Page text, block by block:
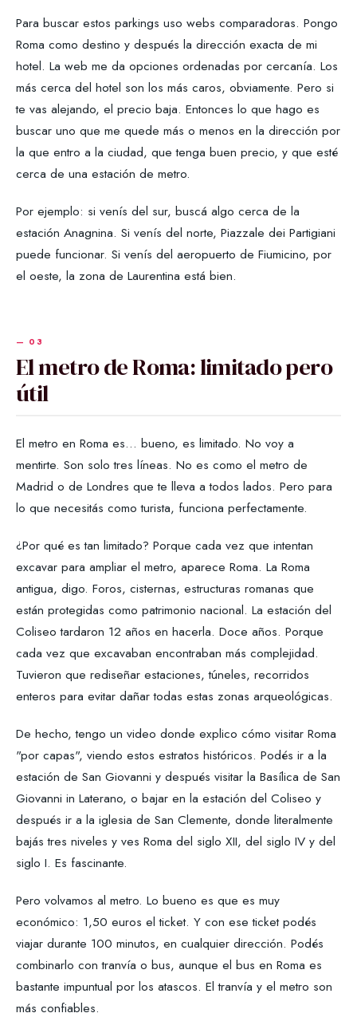
Para buscar estos parkings uso webs comparadoras. Pongo
Roma como destino y después la dirección exacta de mi
hotel. La web me da opciones ordenadas por cercanía. Los
más cerca del hotel son los más caros, obviamente. Pero si
te vas alejando, el precio baja. Entonces lo que hago es
buscar uno que me quede más o menos en la dirección por
la que entro a la ciudad, que tenga buen precio, y que esté
cerca de una estación de metro.
Por ejemplo: si venís del sur, buscá algo cerca de la
estación Anagnina. Si venís del norte, Piazzale dei Partigiani
puede funcionar. Si venís del aeropuerto de Fiumicino, por
el oeste, la zona de Laurentina está bien.
El metro de Roma: limitado pero
útil
El metro en Roma es... bueno, es limitado. No voy a
mentirte. Son solo tres líneas. No es como el metro de
Madrid o de Londres que te lleva a todos lados. Pero para
lo que necesitás como turista, funciona perfectamente.
¿Por qué es tan limitado? Porque cada vez que intentan
excavar para ampliar el metro, aparece Roma. La Roma
antigua, digo. Foros, cisternas, estructuras romanas que
están protegidas como patrimonio nacional. La estación del
Coliseo tardaron 12 años en hacerla. Doce años. Porque
cada vez que excavaban encontraban más complejidad.
Tuvieron que rediseñar estaciones, túneles, recorridos
enteros para evitar dañar todas estas zonas arqueológicas.
De hecho, tengo un video donde explico cómo visitar Roma
"por capas", viendo estos estratos históricos. Podés ir a la
estación de San Giovanni y después visitar la Basílica de San
Giovanni in Laterano, o bajar en la estación del Coliseo y
después ir a la iglesia de San Clemente, donde literalmente
bajás tres niveles y ves Roma del siglo XII, del siglo IV y del
siglo I. Es fascinante.
Pero volvamos al metro. Lo bueno es que es muy
económico: 1,50 euros el ticket. Y con ese ticket podés
viajar durante 100 minutos, en cualquier dirección. Podés
combinarlo con tranvía o bus, aunque el bus en Roma es
bastante impuntual por los atascos. El tranvía y el metro son
más confiables.